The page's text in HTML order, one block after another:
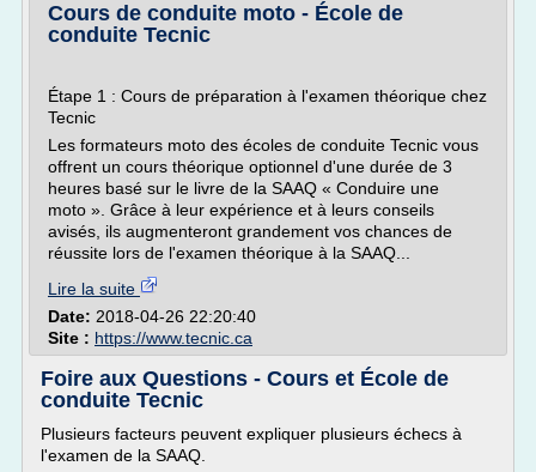
Cours de conduite moto - École de
conduite Tecnic
Étape 1 : Cours de préparation à l'examen théorique chez
Tecnic
Les formateurs moto des écoles de conduite Tecnic vous
offrent un cours théorique optionnel d'une durée de 3
heures basé sur le livre de la SAAQ « Conduire une
moto ». Grâce à leur expérience et à leurs conseils
avisés, ils augmenteront grandement vos chances de
réussite lors de l'examen théorique à la SAAQ...
Lire la suite
Date: 2018-04-26 22:20:40
Site : https://www.tecnic.ca
Foire aux Questions - Cours et École de
conduite Tecnic
Plusieurs facteurs peuvent expliquer plusieurs échecs à
l'examen de la SAAQ.